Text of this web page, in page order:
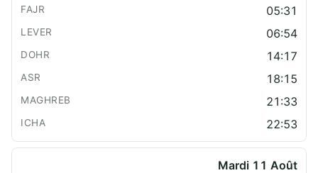
05:31
06:54
14:17
18:15
21:33
22:53
Mardi 11 Août